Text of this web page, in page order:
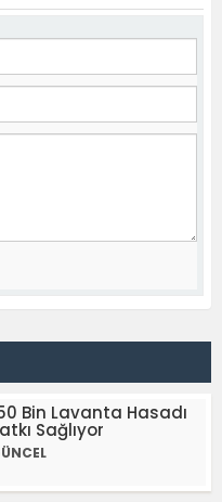
Bin Lavanta Hasadı
Sağlıyor